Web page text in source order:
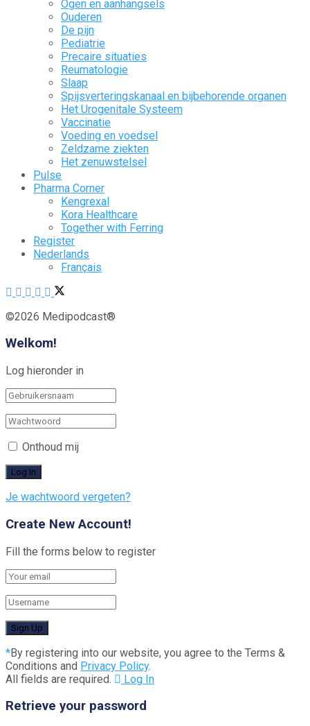
Ogen en aanhangsels
Ouderen
De pijn
Pediatrie
Precaire situaties
Reumatologie
Slaap
Spijsverteringskanaal en bijbehorende organen
Het Urogenitale Systeem
Vaccinatie
Voeding en voedsel
Zeldzame ziekten
Het zenuwstelsel
Pulse
Pharma Corner
Kengrexal
Kora Healthcare
Together with Ferring
Register
Nederlands
Français
©2026 Medipodcast®
Welkom!
Log hieronder in
Onthoud mij
Je wachtwoord vergeten?
Create New Account!
Fill the forms below to register
*By registering into our website, you agree to the Terms &
Conditions and Privacy Policy.
All fields are required.
Log In
Retrieve your password